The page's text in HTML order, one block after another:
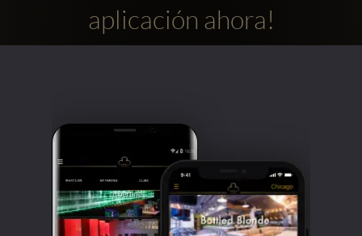
aplicación ahora!